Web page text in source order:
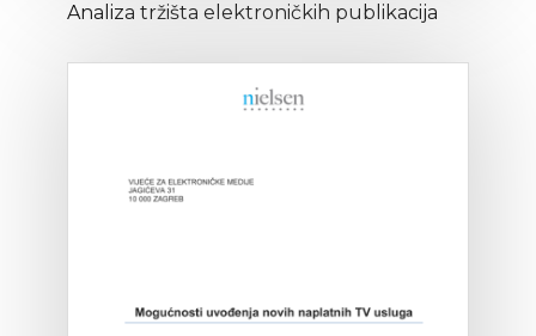
Analiza tržišta elektroničkih publikacija